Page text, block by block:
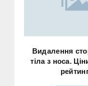
Видалення
тіла з носа.